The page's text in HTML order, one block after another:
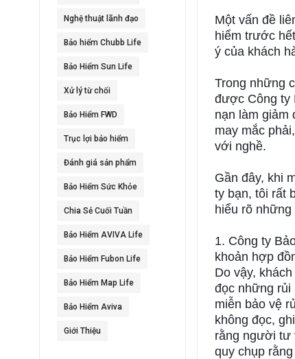
Nghệ thuật lãnh đạo
Bảo hiểm Chubb Life
Bảo Hiểm Sun Life
Xử lý từ chối
Bảo Hiểm FWD
Trục lợi bảo hiểm
Đánh giá sản phẩm
Bảo Hiểm Sức Khỏe
Chia Sẻ Cuối Tuần
Bảo Hiểm AVIVA Life
Bảo Hiểm Fubon Life
Bảo Hiểm Map Life
Bảo Hiểm Aviva
Giới Thiệu
Một vấn đề
hiểm trước
ý của khách
Trong những
được Công ty
nạn làm giảm
may mắc
với nghề.
Gần đây, khi
ty bạn, tôi rất
hiểu rõ
1. Công ty
khoản hợp
Do vậy,
đọc những rủi
miễn bảo vệ
không đọc,
rằng người tư
quy chụp